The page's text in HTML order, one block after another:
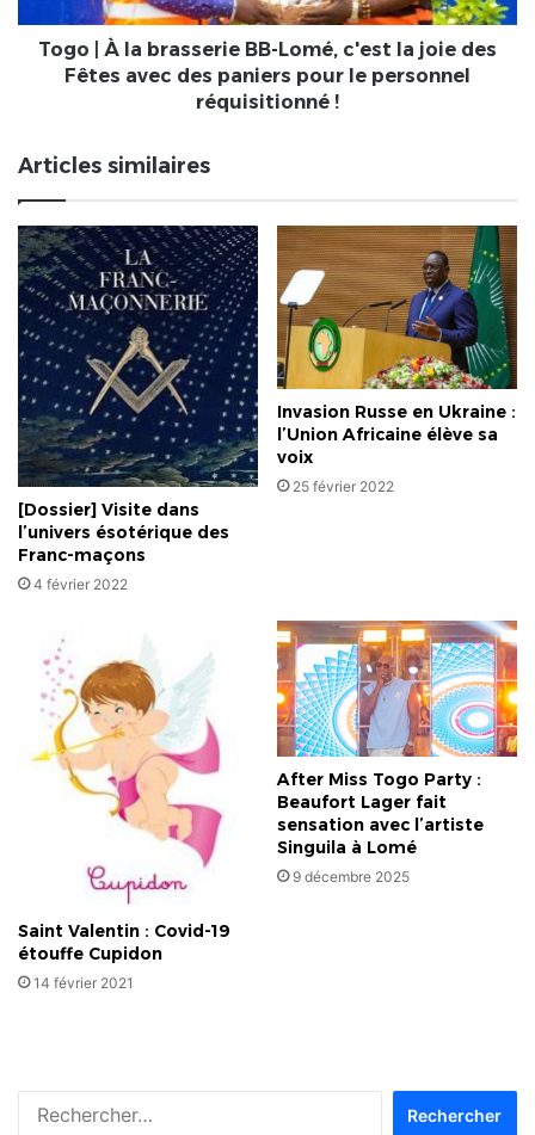
"Assigamé"
la
paniers
pour
le
personnel
réquisitionné
Togo | À la brasserie BB-Lomé, c'est la joie des
Fêtes avec des paniers pour le personnel
réquisitionné !
Articles similaires
[Dossier] Visite dans
l’univers ésotérique des
Franc-maçons
4 février 2022
Invasion Russe en Ukraine :
l’Union Africaine élève sa
voix
25 février 2022
Saint Valentin : Covid-19
étouffe Cupidon
14 février 2021
After Miss Togo Party :
Beaufort Lager fait
sensation avec l’artiste
Singuila à Lomé
9 décembre 2025